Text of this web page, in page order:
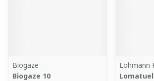
Biogaze
Biogaze 10
Lohmann